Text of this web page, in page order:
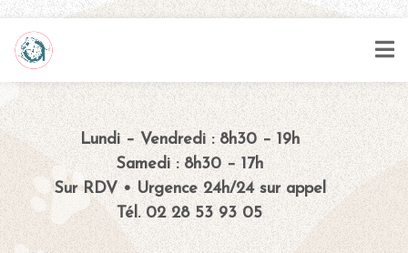
Lundi – Vendredi : 8h30 – 19h
Samedi : 8h30 – 17h
Sur RDV • Urgence 24h/24 sur appel
Tél. 02 28 53 93 05